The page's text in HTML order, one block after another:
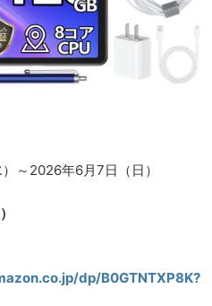
～2026年6月7日（日）
dp/B0GTNTXP8K?